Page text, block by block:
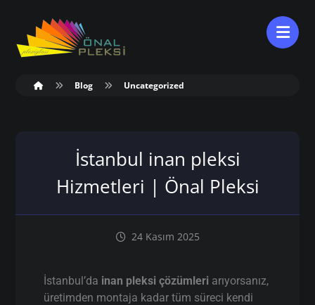
Blog Uncategorized
İstanbul inan pleksi
Hizmetleri | Önal Pleksi
24 Kasım 2025
İstanbul’da inan pleksi çözümleri arıyorsanız,
üretimden montaja kadar tüm süreci kendi